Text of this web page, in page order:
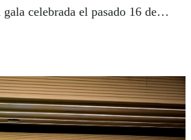
celebrada el pasado 16 de